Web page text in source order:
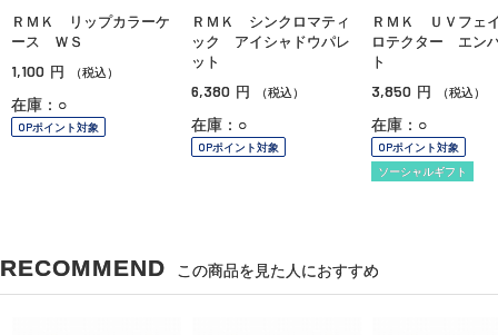
ＲＭＫ リップカラーケ
ース ＷＳ
1,100 円 （税込）
在庫：○
OPポイント対象
ＲＭＫ シンクロマティ
ック アイシャドウパレ
ット
6,380 円 （税込）
在庫：○
OPポイント対象
ＲＭＫ ＵＶフェ
ロテクター エン
ト
3,850 円 （税込）
在庫：○
OPポイント対象
ソーシャルギフト
RECOMMEND この商品を見た人におすすめ